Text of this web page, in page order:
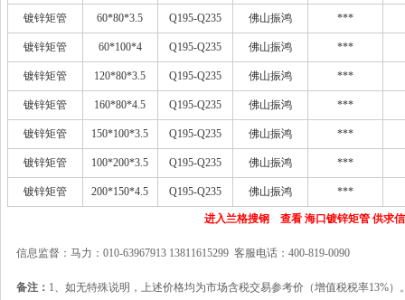
镀锌矩管 60*80*3.5 Q195-Q235 佛山振鸿 ***
镀锌矩管 60*100*4 Q195-Q235 佛山振鸿 ***
镀锌矩管 120*80*3.5 Q195-Q235 佛山振鸿 ***
镀锌矩管 160*80*4.5 Q195-Q235 佛山振鸿 ***
镀锌矩管 150*100*3.5 Q195-Q235 佛山振鸿 ***
镀锌矩管 100*200*3.5 Q195-Q235 佛山振鸿 ***
镀锌矩管 200*150*4.5 Q195-Q235 佛山振鸿 ***
进入兰格搜钢 查看 海口镀锌矩管 供求
信息监督：马力：010-63967913 13811615299 客服电话：400-819-0090
备注： 1、如无特殊说明，上述价格均为市场含税交易参考价（增值税税率13%）